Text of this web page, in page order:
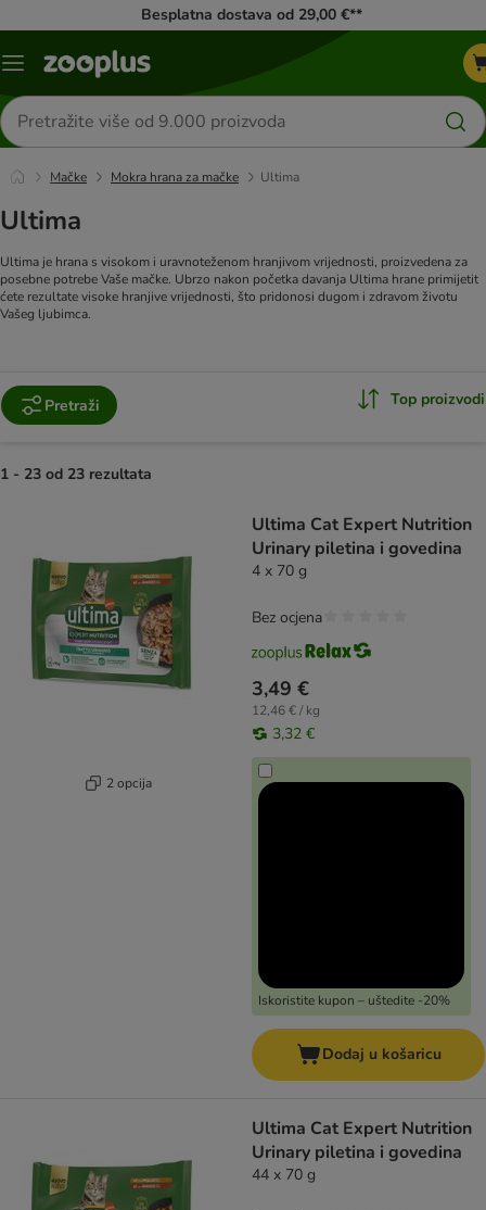
Besplatna dostava od 29,00 €**
Izbornik
Traži
proizvode
Mačke Mokra hrana za mačke Ultima
Ultima
Ultima je hrana s visokom i uravnoteženom hranjivom vrijednosti, proizvedena za
posebne potrebe Vaše mačke. Ubrzo nakon početka davanja Ultima hrane primijetit
ćete rezultate visoke hranjive vrijednosti, što pridonosi dugom i zdravom životu
Vašeg ljubimca.
Pretraži Top proizvodi
1 - 23 od 23 rezultata
2 opcija
Ultima Cat Expert Nutrition
Urinary piletina i govedina
4 x 70 g
3,49 €
12,46 € / kg
3,32 €
Iskoristite kupon – uštedite -20%
Bez ocjena
Dodaj u košaricu
Ultima Cat Expert Nutrition
Urinary piletina i govedina
44 x 70 g